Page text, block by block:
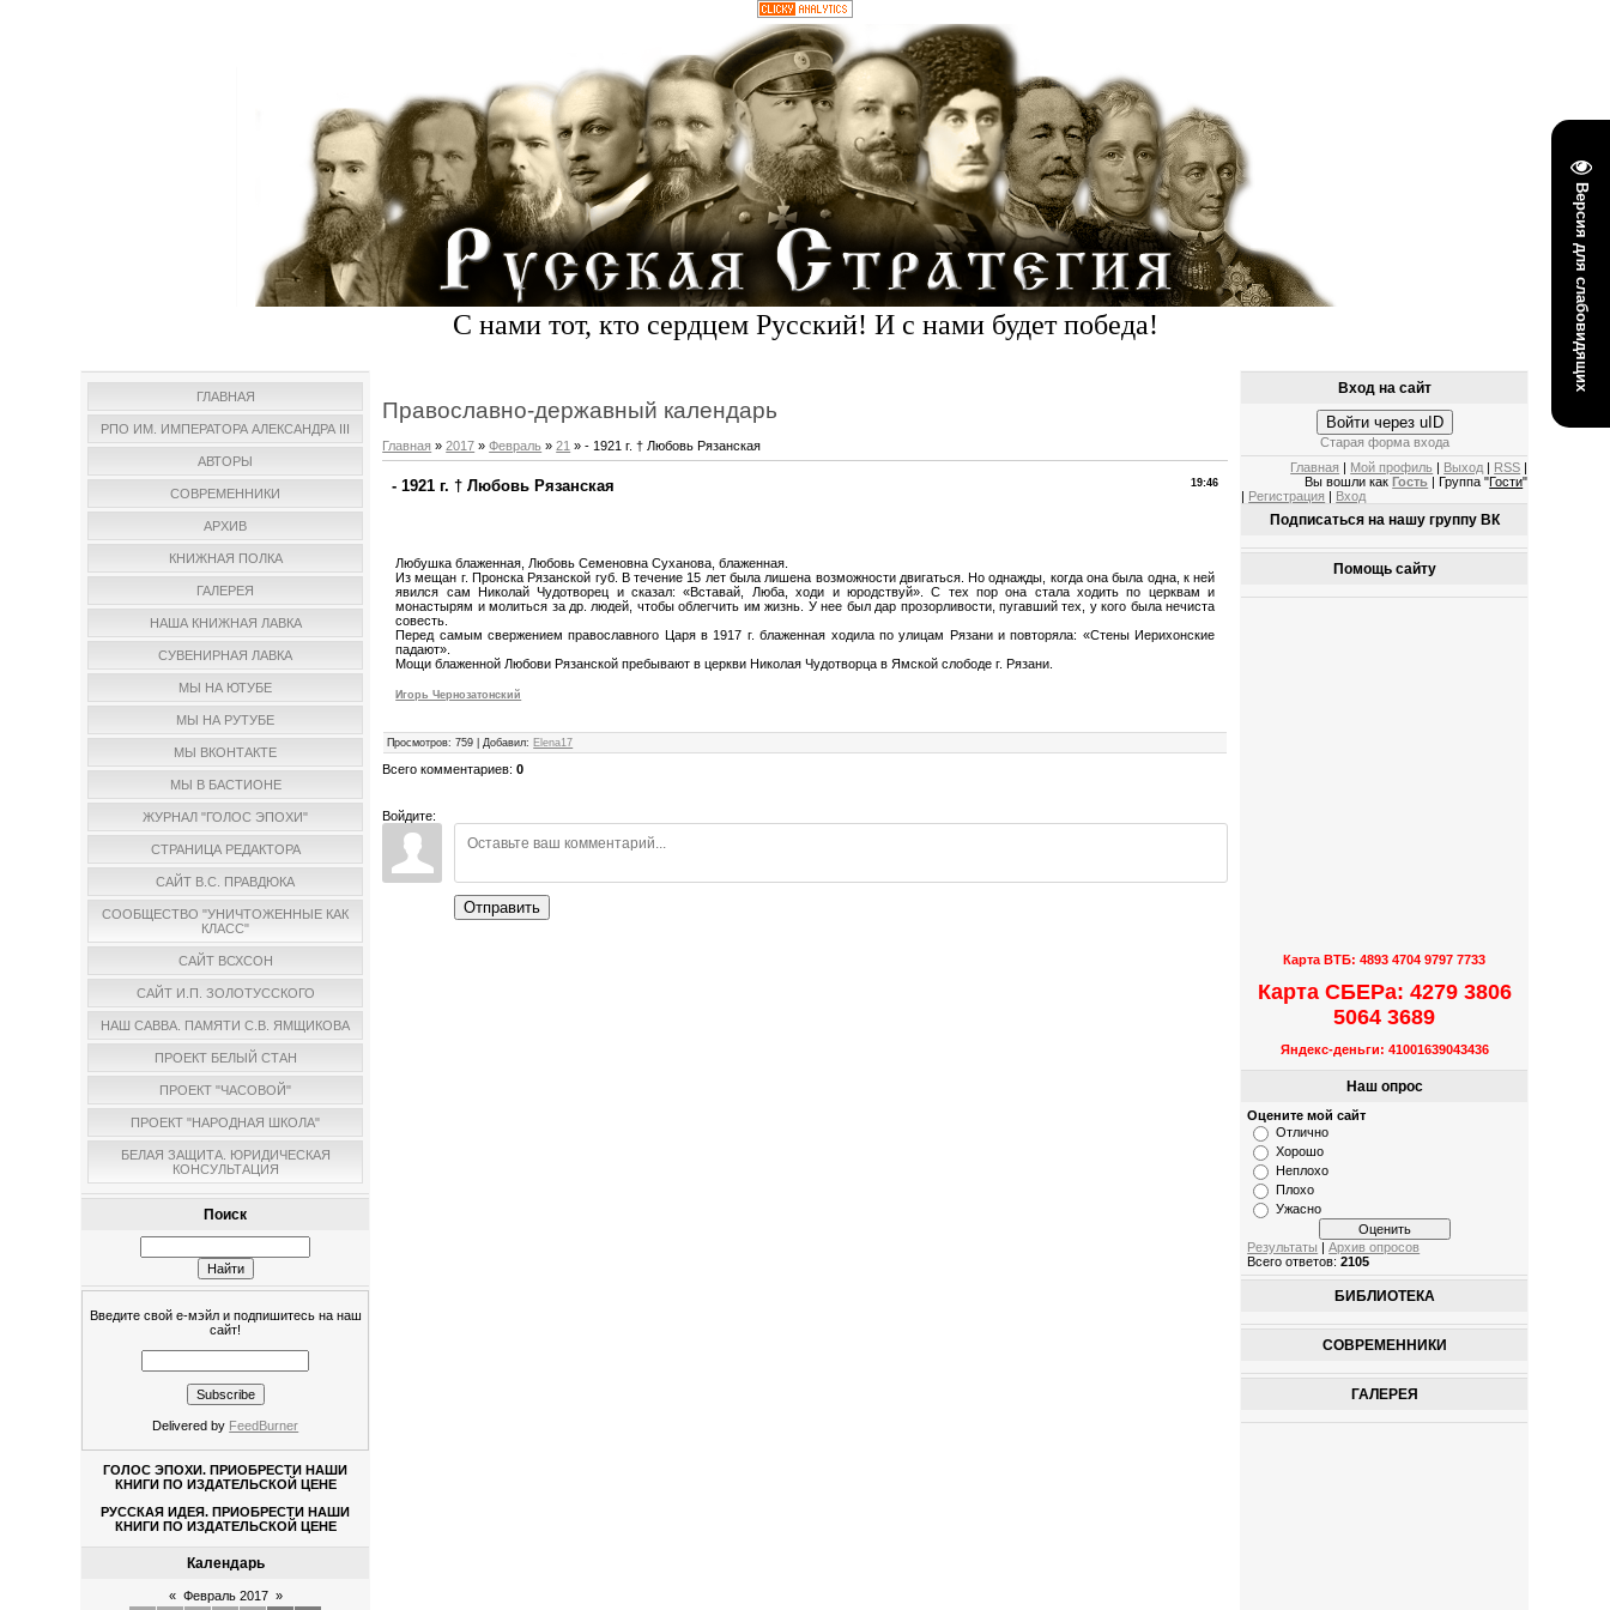
Версия для слабовидящих
С нами тот, кто сердцем Русский! И с нами будет победа!
ГЛАВНАЯ
РПО ИМ. ИМПЕРАТОРА АЛЕКСАНДРА III
АВТОРЫ
СОВРЕМЕННИКИ
АРХИВ
КНИЖНАЯ ПОЛКА
ГАЛЕРЕЯ
НАША КНИЖНАЯ ЛАВКА
СУВЕНИРНАЯ ЛАВКА
МЫ НА ЮТУБЕ
МЫ НА РУТУБЕ
МЫ ВКОНТАКТЕ
МЫ В БАСТИОНЕ
ЖУРНАЛ "ГОЛОС ЭПОХИ"
СТРАНИЦА РЕДАКТОРА
САЙТ В.С. ПРАВДЮКА
СООБЩЕСТВО "УНИЧТОЖЕННЫЕ КАК
КЛАСС"
САЙТ ВСХСОН
САЙТ И.П. ЗОЛОТУССКОГО
НАШ САВВА. ПАМЯТИ С.В. ЯМЩИКОВА
ПРОЕКТ БЕЛЫЙ СТАН
ПРОЕКТ "ЧАСОВОЙ"
ПРОЕКТ "НАРОДНАЯ ШКОЛА"
БЕЛАЯ ЗАЩИТА. ЮРИДИЧЕСКАЯ
КОНСУЛЬТАЦИЯ
Поиск
Введите свой е-мэйл и подпишитесь на наш
сайт!
Delivered by FeedBurner
ГОЛОС ЭПОХИ. ПРИОБРЕСТИ НАШИ
КНИГИ ПО ИЗДАТЕЛЬСКОЙ ЦЕНЕ
РУССКАЯ ИДЕЯ. ПРИОБРЕСТИ НАШИ
КНИГИ ПО ИЗДАТЕЛЬСКОЙ ЦЕНЕ
Календарь
« Февраль 2017 »
Православно-державный календарь
Главная »2017 » Февраль » 21 » - 1921 г. † Любовь Рязанская
19:46
- 1921 г. † Любовь Рязанская
Любушка блаженная, Любовь Семеновна Суханова, блаженная.
Из мещан г. Пронска Рязанской губ. В течение 15 лет была лишена возможности двигаться. Но однажды, когда она была одна, к ней
явился сам Николай Чудотворец и сказал: «Вставай, Люба, ходи и юродствуй». С тех пор она стала ходить по церквам и
монастырям и молиться за др. людей, чтобы облегчить им жизнь. У нее был дар прозорливости, пугавший тех, у кого была нечиста
совесть.
Перед самым свержением православного Царя в 1917 г. блаженная ходила по улицам Рязани и повторяла: «Стены Иерихонские
падают».
Мощи блаженной Любови Рязанской пребывают в церкви Николая Чудотворца в Ямской слободе г. Рязани.
Игорь Чернозатонский
Просмотров: 759 |Добавил: Elena17
Всего комментариев:0
Войдите:
Отправить
Вход на сайт
Войти через uID
Старая форма входа
Главная
Мой профиль Выход RSS
Вы вошли как Гость | Группа "Гости"
Регистрация Вход
Подписаться на нашу группу ВК
Помощь сайту
Карта ВТБ: 4893 4704 9797 7733
Карта СБЕРа: 4279 3806
5064 3689
Яндекс-деньги: 41001639043436
Наш опрос
Оцените мой сайт
Отлично
Хорошо
Неплохо
Плохо
Ужасно
Результаты |Архив опросов
Всего ответов:2105
БИБЛИОТЕКА
СОВРЕМЕННИКИ
ГАЛЕРЕЯ